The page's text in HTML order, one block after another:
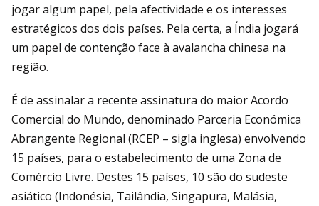
jogar algum papel, pela afectividade e os interesses
estratégicos dos dois países. Pela certa, a Índia jogará
um papel de contenção face à avalancha chinesa na
região.
É de assinalar a recente assinatura do maior Acordo
Comercial do Mundo, denominado Parceria Económica
Abrangente Regional (RCEP – sigla inglesa) envolvendo
15 países, para o estabelecimento de uma Zona de
Comércio Livre. Destes 15 países, 10 são do sudeste
asiático (Indonésia, Tailândia, Singapura, Malásia,